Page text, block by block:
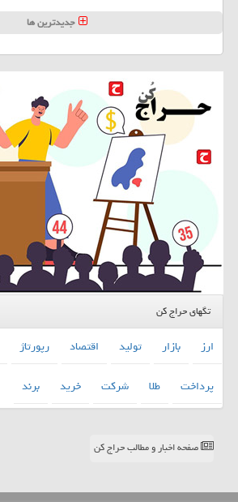
جدیدترین ها
تگهای حراج کن
ارز بازار تولید اقتصاد رپورتاژ
پرداخت
طلا شركت خرید برند
صفحه اخبار و مطالب حراج کن